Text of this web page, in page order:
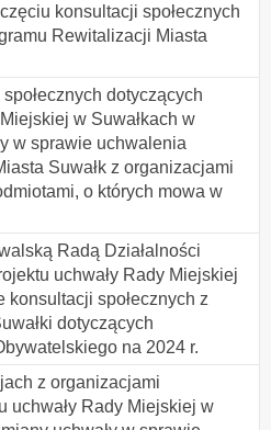
konsultacji społecznych
Rewitalizacji Miasta
dotyczących
w Suwałkach w
w sprawie uchwalenia
Suwałk z organizacjami
o których mowa w
Radą Działalności
uchwały Rady Miejskiej
konsultacji społecznych z
dotyczących
na 2024 r.
z organizacjami
uchwały Rady Miejskiej w